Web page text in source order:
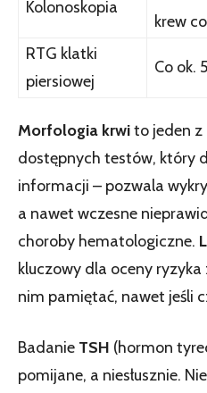
Kolonoskopia
krew
RTG klatki
piersiowej
Co ok.
Morfologia krwito jeden z
dostępnych testów, który
informacji – pozwala
a nawet wczesne
choroby hematologiczne.
kluczowy dla oceny ryzyka
nim pamiętać, nawet jeśli
Badanie TSH (hormon
pomijane, a niesłusznie.